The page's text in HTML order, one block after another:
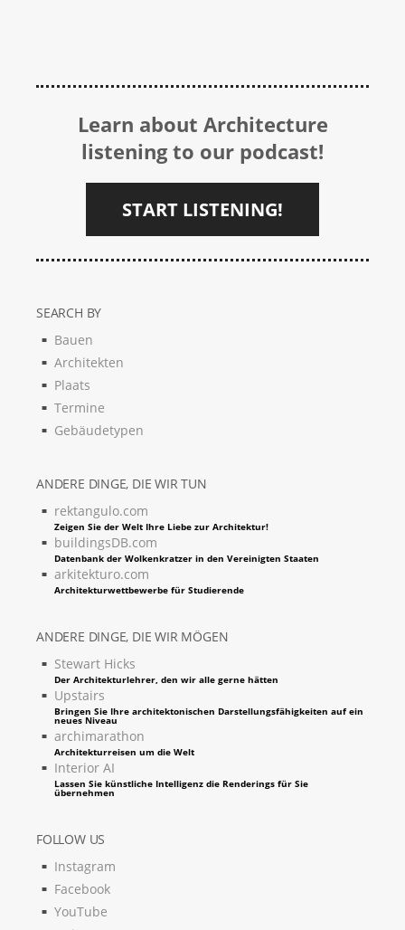
Learn about Architecture
listening to our podcast!
START LISTENING!
SEARCH BY
Bauen
Architekten
Plaats
Termine
Gebäudetypen
ANDERE DINGE, DIE WIR TUN
rektangulo.com
Zeigen Sie der Welt Ihre Liebe zur Architektur!
buildingsDB.com
Datenbank der Wolkenkratzer in den Vereinigten Staaten
arkitekturo.com
Architekturwettbewerbe für Studierende
ANDERE DINGE, DIE WIR MÖGEN
Stewart Hicks
Der Architekturlehrer, den wir alle gerne hätten
Upstairs
Bringen Sie Ihre architektonischen Darstellungsfähigkeiten auf ein
neues Niveau
archimarathon
Architekturreisen um die Welt
Interior AI
Lassen Sie künstliche Intelligenz die Renderings für Sie
übernehmen
FOLLOW US
Instagram
Facebook
YouTube